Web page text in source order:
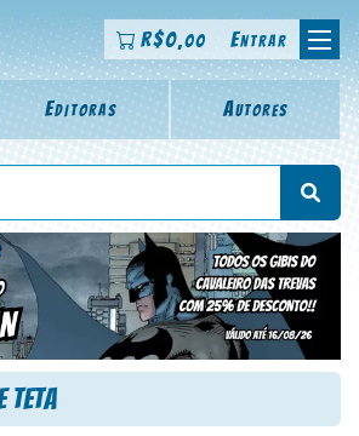
R$0,00 Entrar
Editoras Autores
revista, personagem, série, escritor,
Teta